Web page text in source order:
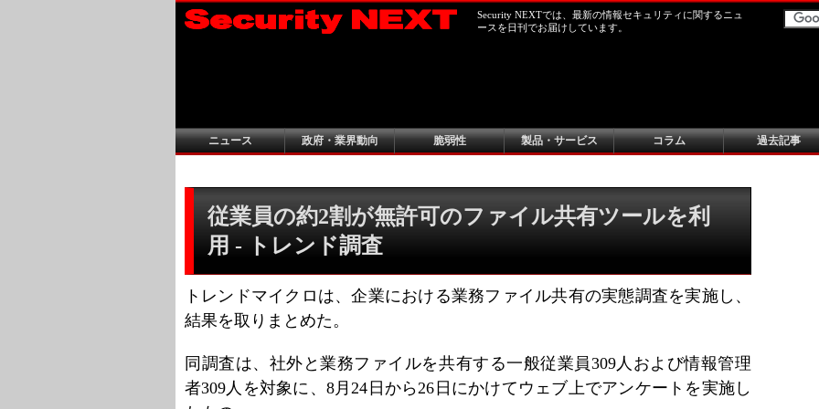
Security NEXTでは、最新の情報セキュリティに関するニュ
ースを日刊でお届けしています。
ニュース 政府・業界動向 脆弱性 製品・サービス コラム 過去記事
従業員の約2割が無許可のファイル共有ツールを利
用 - トレンド調査
トレンドマイクロは、企業における業務ファイル共有の実態調査を実施し、
結果を取りまとめた。
同調査は、社外と業務ファイルを共有する一般従業員309人および情報管理
者309人を対象に、8月24日から26日にかけてウェブ上でアンケートを実施し